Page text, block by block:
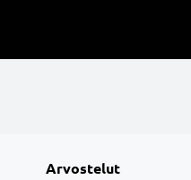
Arvostelut